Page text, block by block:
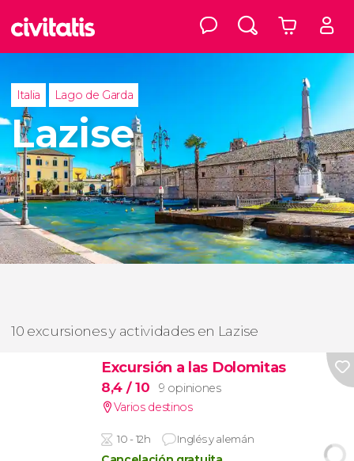
Italia Lago de Garda
Lazise
10 excursiones y actividades en Lazise
Excursión a las Dolomitas
8,4 / 10
9 opiniones
Varios destinos
10 - 12h Inglés y alemán